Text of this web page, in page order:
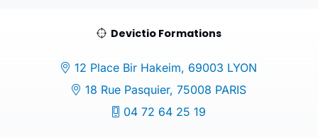
Devictio Formations
12 Place Bir Hakeim, 69003 LYON
18 Rue Pasquier, 75008 PARIS
04 72 64 25 19